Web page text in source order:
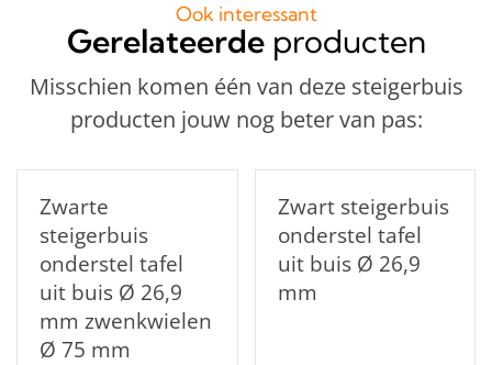
Ook interessant
Gerelateerdeproducten
Misschien komen één van deze steigerbuis
producten jouw nog beter van pas:
Zwarte
steigerbuis
onderstel tafel
uit buis Ø 26,9
mm zwenkwielen
Ø 75 mm
Zwart steigerbuis
onderstel tafel
uit buis Ø 26,9
mm